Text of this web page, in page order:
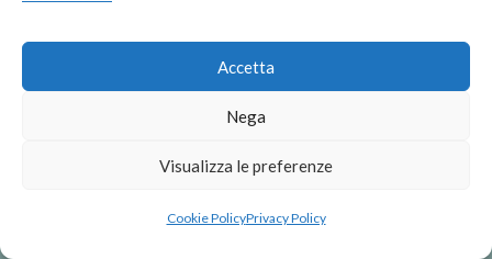
Accetta
Nega
Visualizza le preferenze
Cookie PolicyPrivacy Policy
Privacy Policy